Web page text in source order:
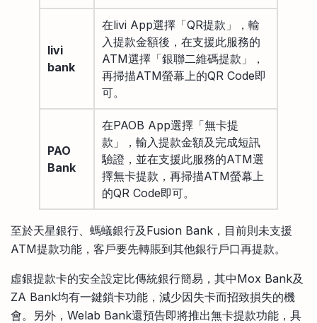
livi
bank
在livi App選擇「QR提款」，輸
入提款金額後，在支援此服務的
ATM選擇「銀聯二維碼提款」，
再掃描ATM螢幕上的QR Code即
可。
PAO
Bank
在PAOB App選擇「無卡提
款」，輸入提款金額及完成短訊
驗證，並在支援此服務的ATM選
擇無卡提款，再掃描ATM螢幕上
的QR Code即可。
至於天星銀行、螞蟻銀行及Fusion Bank，目前則未支援
ATM提款功能，客戶要先轉賬到其他銀行戶口再提款。
虛銀提款卡的安全設定比傳統銀行簡易，其中Mox Bank及
ZA Bank均有一鍵鎖卡功能，減少因失卡而招致損失的機
會。另外，Welab Bank還預告即將推出無卡提款功能，具